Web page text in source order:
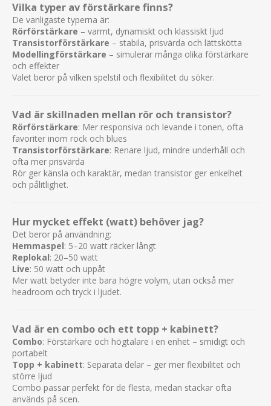
Vilka typer av förstärkare finns?
De vanligaste typerna är:
Rörförstärkare – varmt, dynamiskt och klassiskt ljud
Transistorförstärkare – stabila, prisvärda och lättskötta
Modellingförstärkare – simulerar många olika förstärkare
och effekter
Valet beror på vilken spelstil och flexibilitet du söker.
Vad är skillnaden mellan rör och transistor?
Rörförstärkare: Mer responsiva och levande i tonen, ofta
favoriter inom rock och blues
Transistorförstärkare: Renare ljud, mindre underhåll och
ofta mer prisvärda
Rör ger känsla och karaktär, medan transistor ger enkelhet
och pålitlighet.
Hur mycket effekt (watt) behöver jag?
Det beror på användning:
Hemmaspel: 5–20 watt räcker långt
Replokal: 20–50 watt
Live: 50 watt och uppåt
Mer watt betyder inte bara högre volym, utan också mer
headroom och tryck i ljudet.
Vad är en combo och ett topp + kabinett?
Combo: Förstärkare och högtalare i en enhet – smidigt och
portabelt
Topp + kabinett: Separata delar – ger mer flexibilitet och
större ljud
Combo passar perfekt för de flesta, medan stackar ofta
används på scen.